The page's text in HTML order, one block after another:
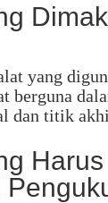
yang
berguna
dan titik